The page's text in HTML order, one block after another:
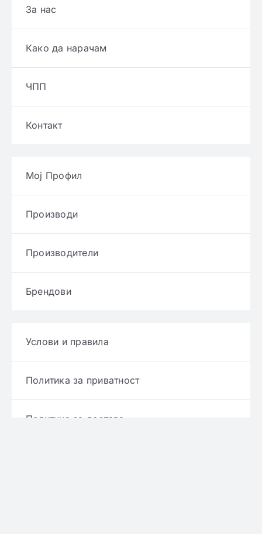
За нас
Како да нарачам
ЧПП
Контакт
Мој Профил
Производи
Производители
Брендови
Услови и правила
Политика за приватност
Политика за достава